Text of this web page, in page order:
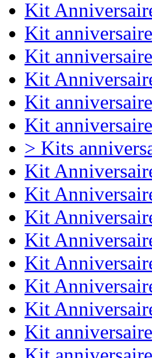
Kit
Kit
Kit
Kit
Kit
Kit
> Kits
Kit
Kit
Kit
Kit
Kit
Kit
Kit
Kit